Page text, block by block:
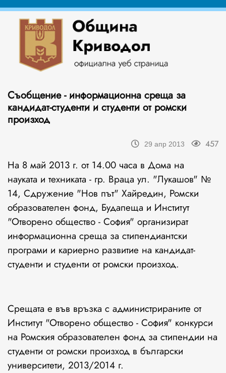
Съобщение - информационна среща за
кандидат-студенти и студенти от ромски
произход
29 апр 2013 457
На 8 май 2013 г. от 14.00 часа в Дома на
науката и техниката - гр. Враца ул. "Лукашов" №
14, Сдружение "Нов път" Хайредин, Ромски
образователен фонд, Будапеща и Институт
"Отворено общество - София" организират
информационна среща за стипендиантски
програми и кариерно развитие на кандидат-
студенти и студенти от ромски произход.
Срещата е във връзка с администрираните от
Институт "Отворено общество - София" конкурси
на Ромския образователен фонд за стипендии на
студенти от ромски произход в български
университети, 2013/2014 г.